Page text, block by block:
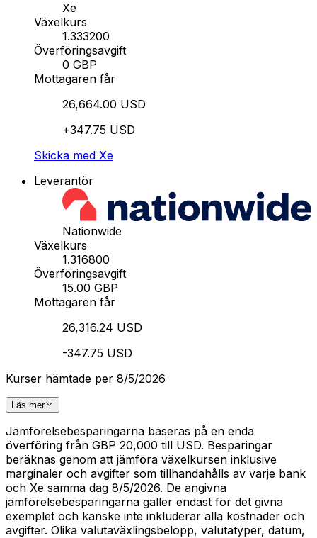
Xe
Växelkurs
1.333200
Överföringsavgift
0 GBP
Mottagaren får
26,664.00 USD
+347.75 USD
Skicka med Xe
Leverantör
Nationwide
Växelkurs
1.316800
Överföringsavgift
15.00 GBP
Mottagaren får
26,316.24 USD
-347.75 USD
Kurser hämtade per 8/5/2026
Läs mer
Jämförelsebesparingarna baseras på en enda
överföring från GBP 20,000 till USD. Besparingar
beräknas genom att jämföra växelkursen inklusive
marginaler och avgifter som tillhandahålls av varje bank
och Xe samma dag 8/5/2026. De angivna
jämförelsebesparingarna gäller endast för det givna
exemplet och kanske inte inkluderar alla kostnader och
avgifter. Olika valutaväxlingsbelopp, valutatyper, datum,